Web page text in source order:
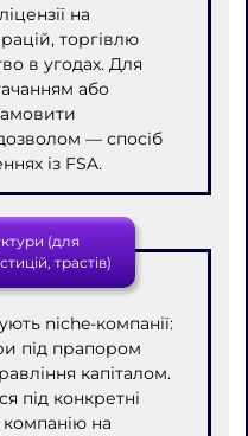
на
торгівлю
в угодах. Для
або
— спосіб
із FSA.
(для
трастів)
niche-компанії:
під прапором
капіталом.
під конкретні
компанію на